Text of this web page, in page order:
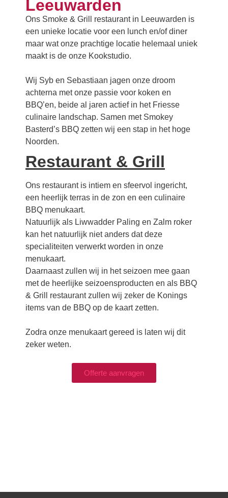
Leeuwarden
Ons Smoke & Grill restaurant in Leeuwarden is
een unieke locatie voor een lunch en/of diner
maar wat onze prachtige locatie helemaal uniek
maakt is de onze Kookstudio.
Wij Syb en Sebastiaan jagen onze droom
achterna met onze passie voor koken en
BBQ’en, beide al jaren actief in het Friesse
culinaire landschap. Samen met Smokey
Basterd’s BBQ zetten wij een stap in het hoge
Noorden.
Restaurant & Grill
Ons restaurant is intiem en sfeervol ingericht,
een heerlijk terras in de zon en een culinaire
BBQ menukaart.
Natuurlijk als Liwwadder Paling en Zalm roker
kan het natuurlijk niet anders dat deze
specialiteiten verwerkt worden in onze
menukaart.
Daarnaast zullen wij in het seizoen mee gaan
met de heerlijke seizoensproducten en als BBQ
& Grill restaurant zullen wij zeker de Konings
items van de BBQ op de kaart zetten.
Zodra onze menukaart gereed is laten wij dit
zeker weten.
Offerte aanvragen